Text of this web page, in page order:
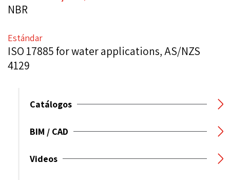
NBR
Estándar
ISO 17885 for water applications, AS/NZS
4129
Catálogos
BIM / CAD
Videos